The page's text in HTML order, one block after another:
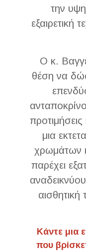
την
εξαιρετική
Ο κ.
θέση να
μια
χρωμάτων
παρέχει
Κάντε μια
που